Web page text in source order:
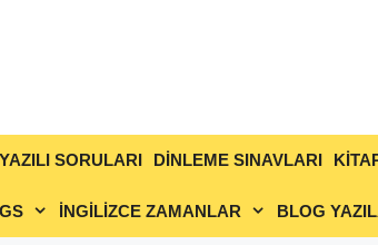
YAZILI SORULARI DİNLEME SINAVLARI
İNGİLİZCE ZAMANLAR BLOG